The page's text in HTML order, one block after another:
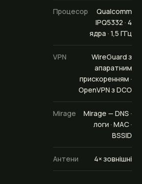
Процесор
Qualcomm
IPQ5332 · 4
ядра · 1,5 ГГц
VPN
WireGuard з
апаратним
прискоренням ·
OpenVPN з DCO
Mirage
Mirage — DNS ·
логи · MAC ·
BSSID
Антени 4× зовнішні